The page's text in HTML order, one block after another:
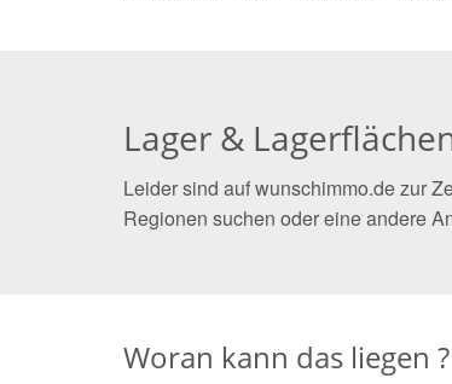
Lager &
Leider sind auf wunschimmo.de zur
Regionen suchen oder eine andere
Woran kann das liegen ?